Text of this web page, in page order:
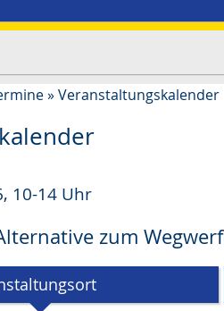
»Veranstaltungskalender
, 10-14 Uhr
zum